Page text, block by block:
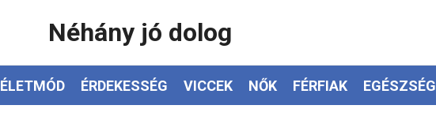
Néhány jó dolog
ÉLETMÓD ÉRDEKESSÉG VICCEK NŐK FÉRFIAK EGÉSZSÉG